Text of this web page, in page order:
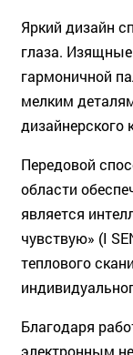
Яркий дизайн
глаза.
гармоничной
мелким
дизайнерского
Передовой
области
является
чувствую» (I
теплового
Благодаря
электронным